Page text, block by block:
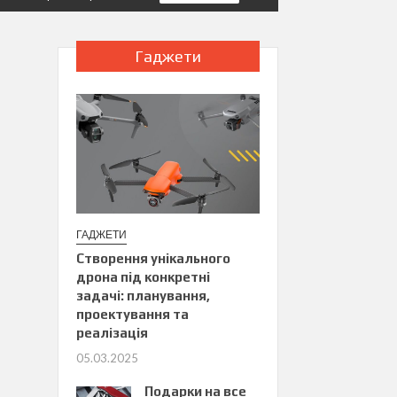
Гаджети
ГАДЖЕТИ
Створення унікального
дрона під конкретні
задачі: планування,
проектування та
реалізація
05.03.2025
Подарки на все